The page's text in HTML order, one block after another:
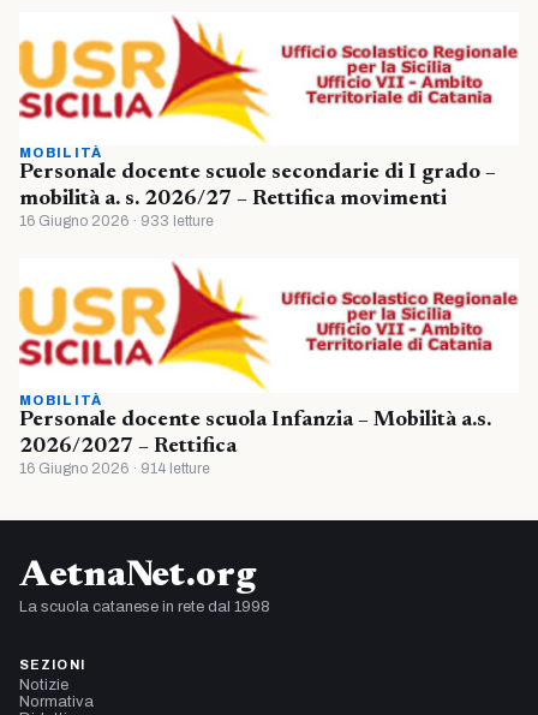
MOBILITÀ
Personale docente scuole secondarie di I grado –
mobilità a. s. 2026/27 – Rettifica movimenti
16 Giugno 2026 · 933 letture
MOBILITÀ
Personale docente scuola Infanzia – Mobilità a.s.
2026/2027 – Rettifica
16 Giugno 2026 · 914 letture
AetnaNet.org
La scuola catanese in rete dal 1998
SEZIONI
Notizie
Normativa